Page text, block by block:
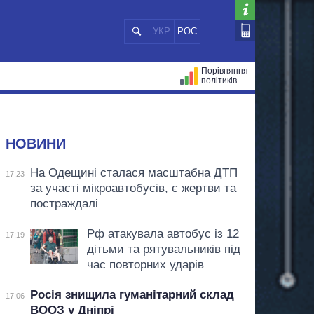
УКР РОС
Порівняння
політиків
НОВИНИ
17:23
На Одещині сталася масштабна ДТП
за участі мікроавтобусів, є жертви та
постраждалі
17:19
Рф атакувала автобус із 12
дітьми та рятувальників під
час повторних ударів
17:06
Росія знищила гуманітарний склад
ВООЗ у Дніпрі